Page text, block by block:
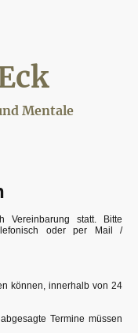
Mentale
Vereinbarung statt. Bitte
oder per Mail /
können, innerhalb von 24
Termine müssen